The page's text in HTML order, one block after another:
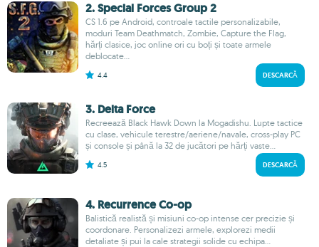
2. Special Forces Group 2
CS 1.6 pe Android, controale tactile personalizabile,
moduri Team Deathmatch, Zombie, Capture the Flag,
hărți clasice, joc online ori cu boți și toate armele
deblocate...
4.4 DESCARCĂ
3. Delta Force
Recreează Black Hawk Down la Mogadishu. Lupte tactice
cu clase, vehicule terestre/aeriene/navale, cross-play PC
și console și până la 32 de jucători pe hărți vaste...
4.5 DESCARCĂ
4. Recurrence Co-op
Balistică realistă și misiuni co-op intense cer precizie și
coordonare. Personalizezi armele, explorezi medii
detaliate și pui la cale strategii solide cu echipa...